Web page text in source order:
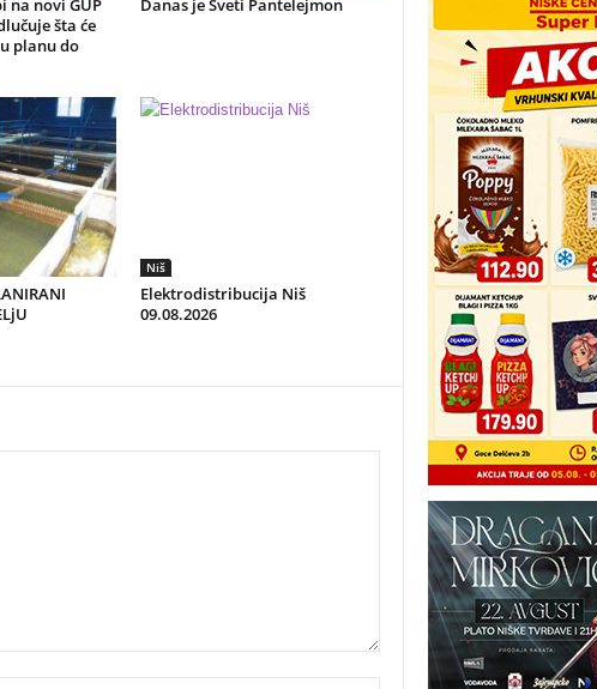
na novi GUP
šta će
planu do
Danas je Sveti Pantelejmon
Niš
Elektrodistribucija Niš
09.08.2026